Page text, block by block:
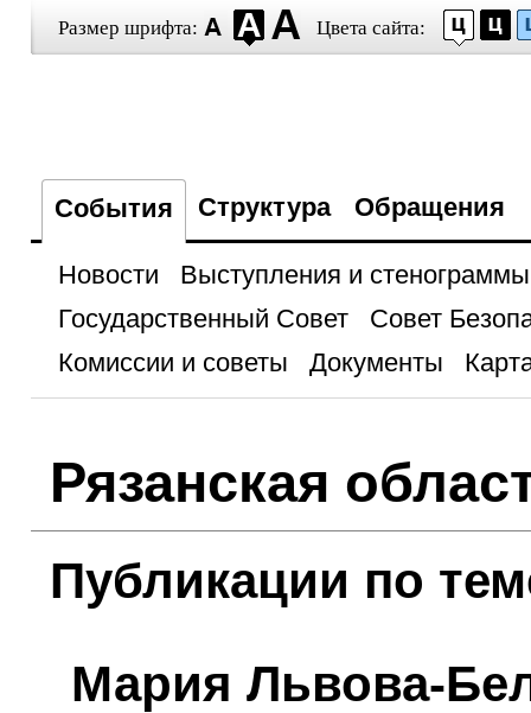
Размер шрифта: Цвета сайта:
События Структура Обращения
Новости
Выступления и стенограммы
Государственный Совет
Совет
Комиссии и советы
Документы
Рязанская
Публикации по
Мария Львова-